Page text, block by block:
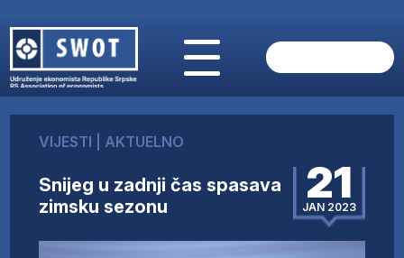
O NAMA
AKTUELNO
ANALIZE
FINANSIJE
VIJESTI AKTUELNO
Snijeg u zadnji čas spasava
zimsku sezonu
21
JAN 2023